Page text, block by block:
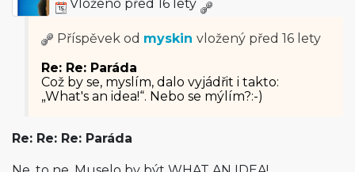
Vloženo před 16 lety
Příspěvek od myskin vložený před 16 lety
Re: Re: Paráda
Což by se, myslím, dalo vyjádřit i takto:
„What's an idea!“. Nebo se mýlím?:-)
Re: Re: Re: Paráda